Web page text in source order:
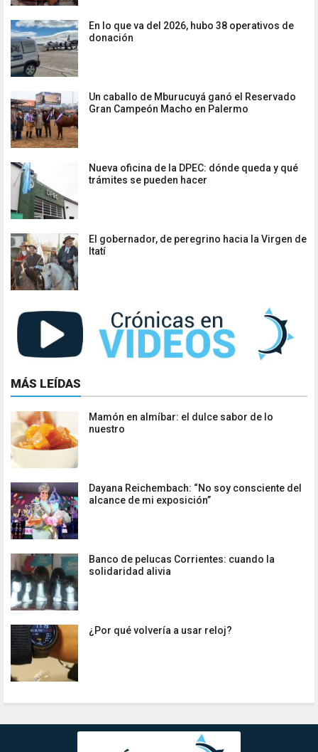
En lo que va del 2026, hubo 38 operativos de
donación
Un caballo de Mburucuyá ganó el Reservado
Gran Campeón Macho en Palermo
Nueva oficina de la DPEC: dónde queda y qué
trámites se pueden hacer
El gobernador, de peregrino hacia la Virgen de
Itatí
MÁS LEÍDAS
Mamón en almíbar: el dulce sabor de lo
nuestro
Dayana Reichembach: “No soy consciente del
alcance de mi exposición”
Banco de pelucas Corrientes: cuando la
solidaridad alivia
¿Por qué volvería a usar reloj?